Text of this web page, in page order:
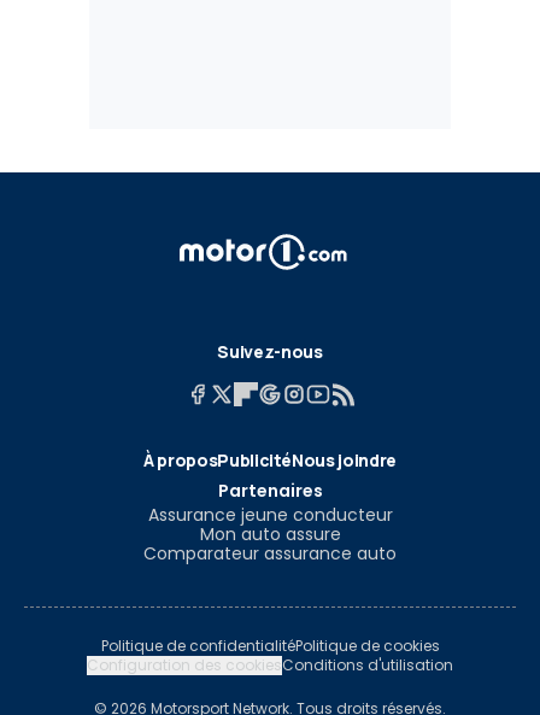
Suivez-nous
À proposPublicitéNous joindre
Partenaires
Assurance jeune conducteur
Mon auto assure
Comparateur assurance auto
Politique de confidentialitéPolitique de cookies
Configuration des cookiesConditions d'utilisation
© 2026 Motorsport Network. Tous droits réservés.